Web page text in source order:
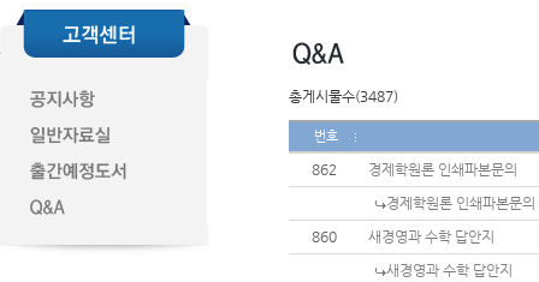
총게시물수(3487)
번호
862
경제학원론 인쇄파본문의
경제학원론 인쇄파본문의
860
새경영과 수학 답안지
새경영과 수학 답안지